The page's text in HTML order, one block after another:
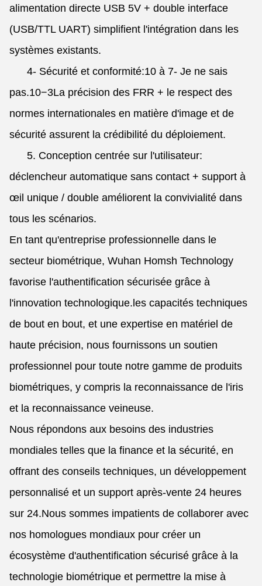
alimentation directe USB 5V + double interface
(USB/TTL UART) simplifient l'intégration dans les
systèmes existants.
4- Sécurité et conformité:10 à 7- Je ne sais
pas.10−3La précision des FRR + le respect des
normes internationales en matière d'image et de
sécurité assurent la crédibilité du déploiement.
5. Conception centrée sur l'utilisateur:
déclencheur automatique sans contact + support à
œil unique / double améliorent la convivialité dans
tous les scénarios.
En tant qu'entreprise professionnelle dans le
secteur biométrique, Wuhan Homsh Technology
favorise l'authentification sécurisée grâce à
l'innovation technologique.les capacités techniques
de bout en bout, et une expertise en matériel de
haute précision, nous fournissons un soutien
professionnel pour toute notre gamme de produits
biométriques, y compris la reconnaissance de l'iris
et la reconnaissance veineuse.
Nous répondons aux besoins des industries
mondiales telles que la finance et la sécurité, en
offrant des conseils techniques, un développement
personnalisé et un support après-vente 24 heures
sur 24.Nous sommes impatients de collaborer avec
nos homologues mondiaux pour créer un
écosystème d'authentification sécurisé grâce à la
technologie biométrique et permettre la mise à